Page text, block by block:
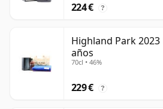
224 € ?
Highland Park 2023
años
70cl • 46%
229 € ?